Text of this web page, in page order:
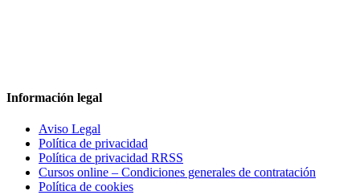
Información legal
Aviso Legal
Política de privacidad
Política de privacidad RRSS
Cursos online – Condiciones generales de contratación
Política de cookies